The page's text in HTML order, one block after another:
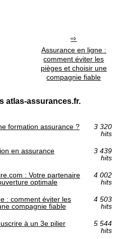
Assurance en ligne :
comment éviter les
pièges et choisir une
compagnie fiable
atlas-assurances.fr.
formation assurance ?
3 320
hits
en assurance
3 439
hits
: Votre partenaire
optimale
4 002
hits
: comment éviter les
compagnie fiable
4 503
hits
à un 3e pilier
5 544
hits